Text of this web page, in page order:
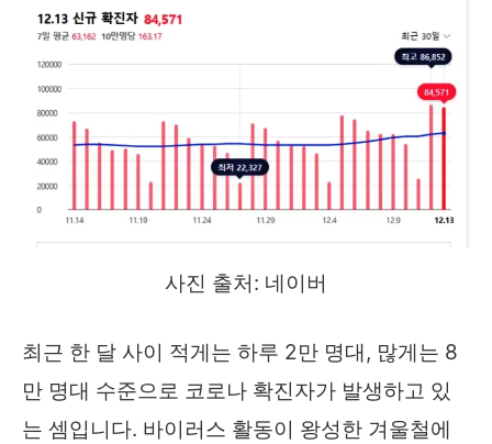
사진 출처: 네이버
최근 한 달 사이 적게는 하루 2만 명대, 많게는 8
만 명대 수준으로 코로나 확진자가 발생하고 있
는 셈입니다. 바이러스 활동이 왕성한 겨울철에